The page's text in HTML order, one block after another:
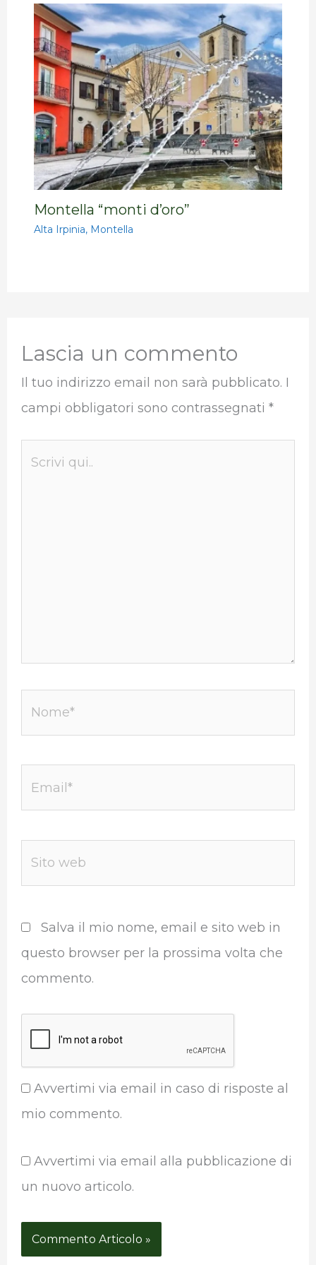
Montella “monti d’oro”
Alta Irpinia, Montella
Lascia un commento
Il tuo indirizzo email non sarà pubblicato. I
campi obbligatori sono contrassegnati *
Salva il mio nome, email e sito web in
questo browser per la prossima volta che
commento.
Avvertimi via email in caso di risposte al
mio commento.
Avvertimi via email alla pubblicazione di
un nuovo articolo.